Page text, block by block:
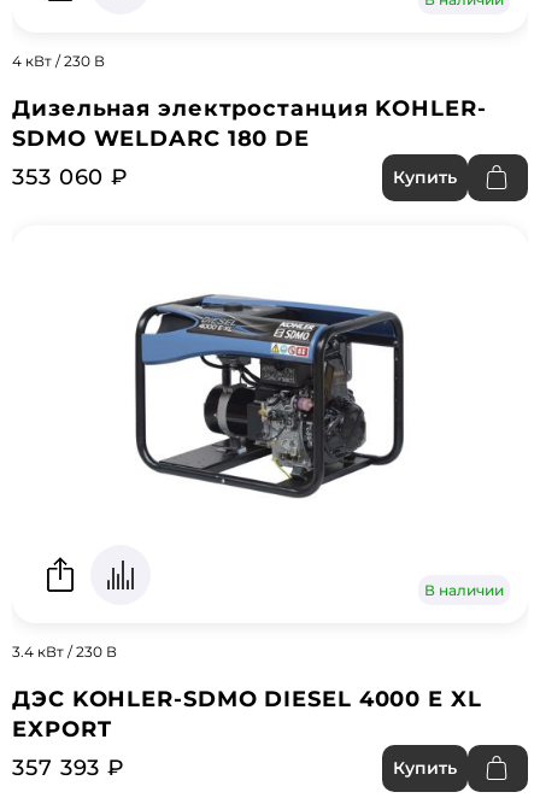
4 кВт / 230 В
Дизельная электростанция KOHLER-
SDMO WELDARC 180 DE
353 060 ₽
Купить
В наличии
3.4 кВт / 230 В
ДЭС KOHLER-SDMO DIESEL 4000 E XL
EXPORT
357 393 ₽
Купить